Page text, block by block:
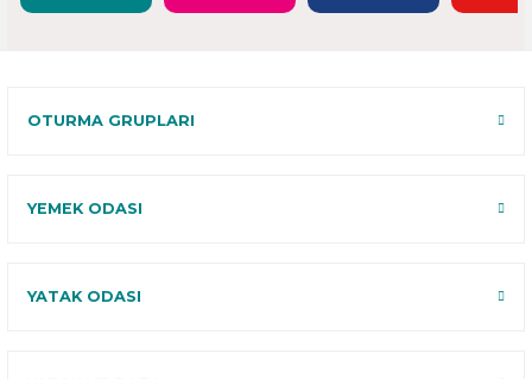
OTURMA GRUPLARI
YEMEK ODASI
YATAK ODASI